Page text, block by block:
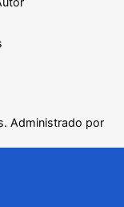
Administrado por